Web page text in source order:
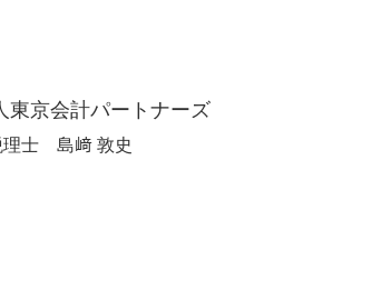
東京会計パートナーズ
理士 島﨑 敦史